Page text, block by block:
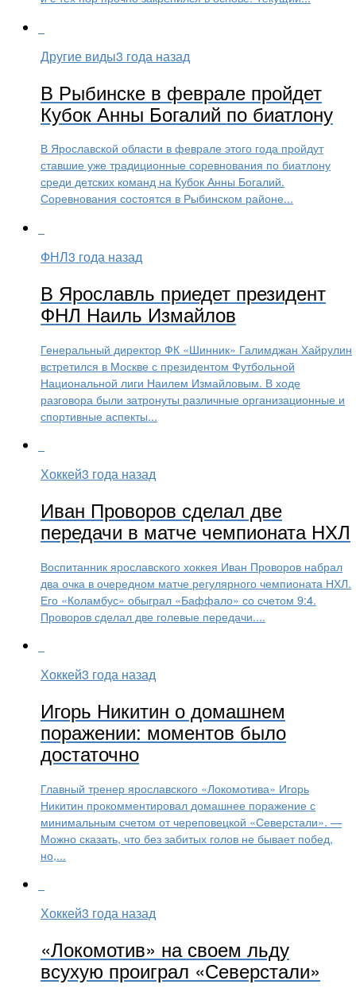
Другие виды3 года назад
В Рыбинске в феврале пройдет
Кубок Анны Богалий по биатлону
В Ярославской области в феврале этого года пройдут
ставшие уже традиционные соревнования по биатлону
среди детских команд на Кубок Анны Богалий.
Соревнования состоятся в Рыбинском районе...
ФНЛ3 года назад
В Ярославль приедет президент
ФНЛ Наиль Измайлов
Генеральный директор ФК «Шинник» Галимджан Хайрулин
встретился в Москве с президентом Футбольной
Национальной лиги Наилем Измайловым. В ходе
разговора были затронуты различные организационные и
спортивные аспекты...
Хоккей3 года назад
Иван Проворов сделал две
передачи в матче чемпионата НХЛ
Воспитанник ярославского хоккея Иван Проворов набрал
два очка в очередном матче регулярного чемпионата НХЛ.
Его «Коламбус» обыграл «Баффало» со счетом 9:4.
Проворов сделал две голевые передачи....
Хоккей3 года назад
Игорь Никитин о домашнем
поражении: моментов было
достаточно
Главный тренер ярославского «Локомотива» Игорь
Никитин прокомментировал домашнее поражение с
минимальным счетом от череповецкой «Северстали». —
Можно сказать, что без забитых голов не бывает побед,
но,...
Хоккей3 года назад
«Локомотив» на своем льду
всухую проиграл «Северстали»